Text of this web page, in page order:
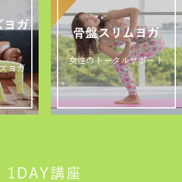
ヨガ
ヨガ
骨盤スリムヨガ
女性のトータルサポート
1DAY講座